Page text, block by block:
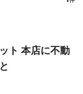
ト 本店に不動